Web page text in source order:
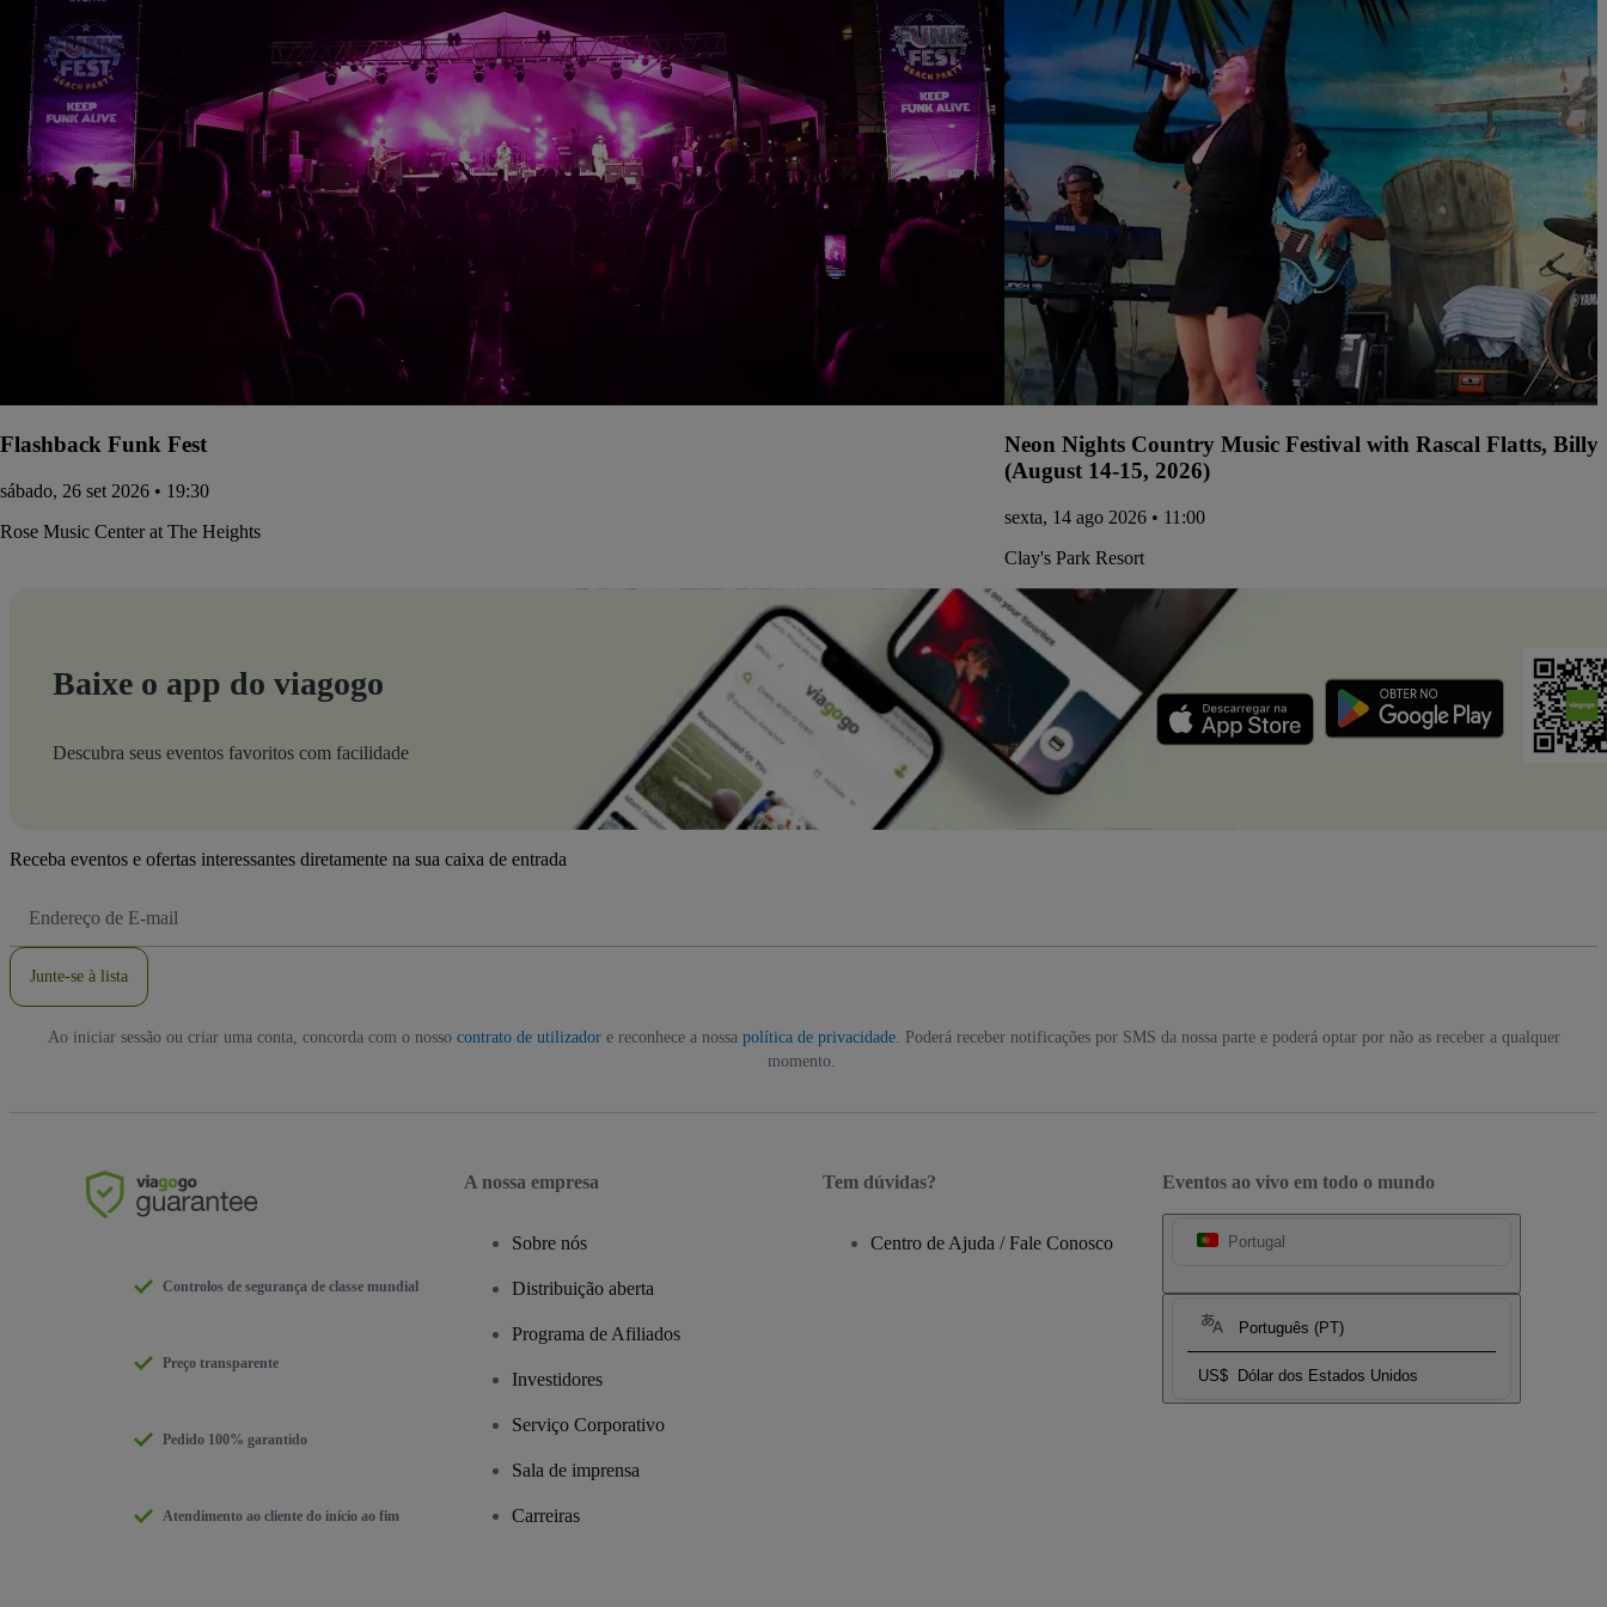
Flashback Funk Fest
sábado, 26 set 2026 • 19:30
Rose Music Center at The Heights
Neon Nights Country Music Festival with Rascal Flatts,
(August 14-15, 2026)
sexta, 14 ago 2026 • 11:00
Clay's Park Resort
Baixe o app do viagogo
Descubra seus eventos favoritos com facilidade
Receba eventos e ofertas interessantes diretamente na sua caixa de entrada
de
Junte-se à lista
Ao iniciar sessão ou criar uma conta, concorda com o nosso contrato de utilizadore reconhece a nossa política de privacidade. Poderá receber notificações por SMS da nossa parte e poderá optar por não as receber a qualquer
momento.
Eventos ao vivo em todo o mundo
Portugal
Português (PT)
US$ Dólar dos Estados Unidos
Controlos de segurança de classe mundial
Preço transparente
Pedido 100% garantido
Atendimento ao cliente do início ao fim
A nossa empresa
Sobre nós
Distribuição aberta
Programa de Afiliados
Investidores
Serviço Corporativo
Sala de imprensa
Carreiras
Tem dúvidas?
Centro de Ajuda / Fale Conosco